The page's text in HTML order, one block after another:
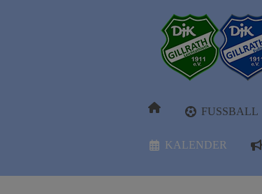
FUSSBALL
KALENDER